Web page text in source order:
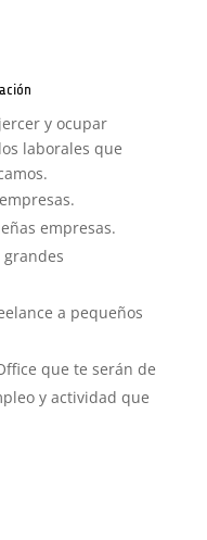
y ocupar
laborales que
empresas.
a pequeños
que te serán de
y actividad que